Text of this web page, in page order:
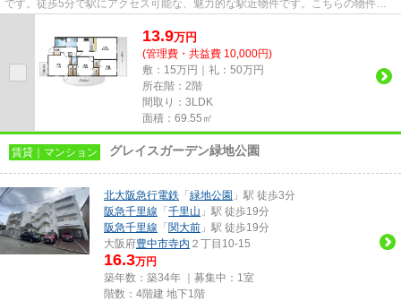
です。徒歩5分で駅にアクセス可能な、魅力的な駅近物件です。こちらの物件は
13.9万円
(管理費・共益費 10,000円)
敷：15万円｜礼：50万円
所在階：2階
間取り：3LDK
面積：69.55㎡
賃貸｜マンション グレイスガーデン緑地公園
北大阪急行電鉄 「 緑地公園 」駅 徒歩3分
阪急千里線 「 千里山 」駅 徒歩19分
阪急千里線 「 関大前 」駅 徒歩19分
大阪府豊中市寺内 ２丁目10-15
16.3万円
築年数：築34年 ｜募集中： 1室
階数：4階建 地下1階